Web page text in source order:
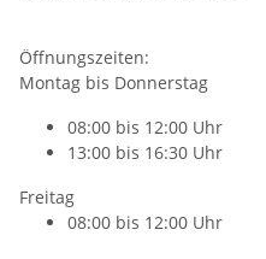
Öffnungszeiten:
Montag bis Donnerstag
08:00 bis 12:00 Uhr
13:00 bis 16:30 Uhr
Freitag
08:00 bis 12:00 Uhr